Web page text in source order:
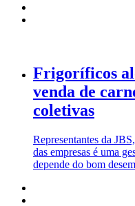
Frigoríficos
venda de
coletivas
Representantes da
das empresas é uma
depende do bom